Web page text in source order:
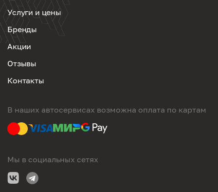
Услуги и цены
Бренды
Акции
Отзывы
Контакты
В наших автосервисах возможна оплата по картам
Мы в социальных сетях